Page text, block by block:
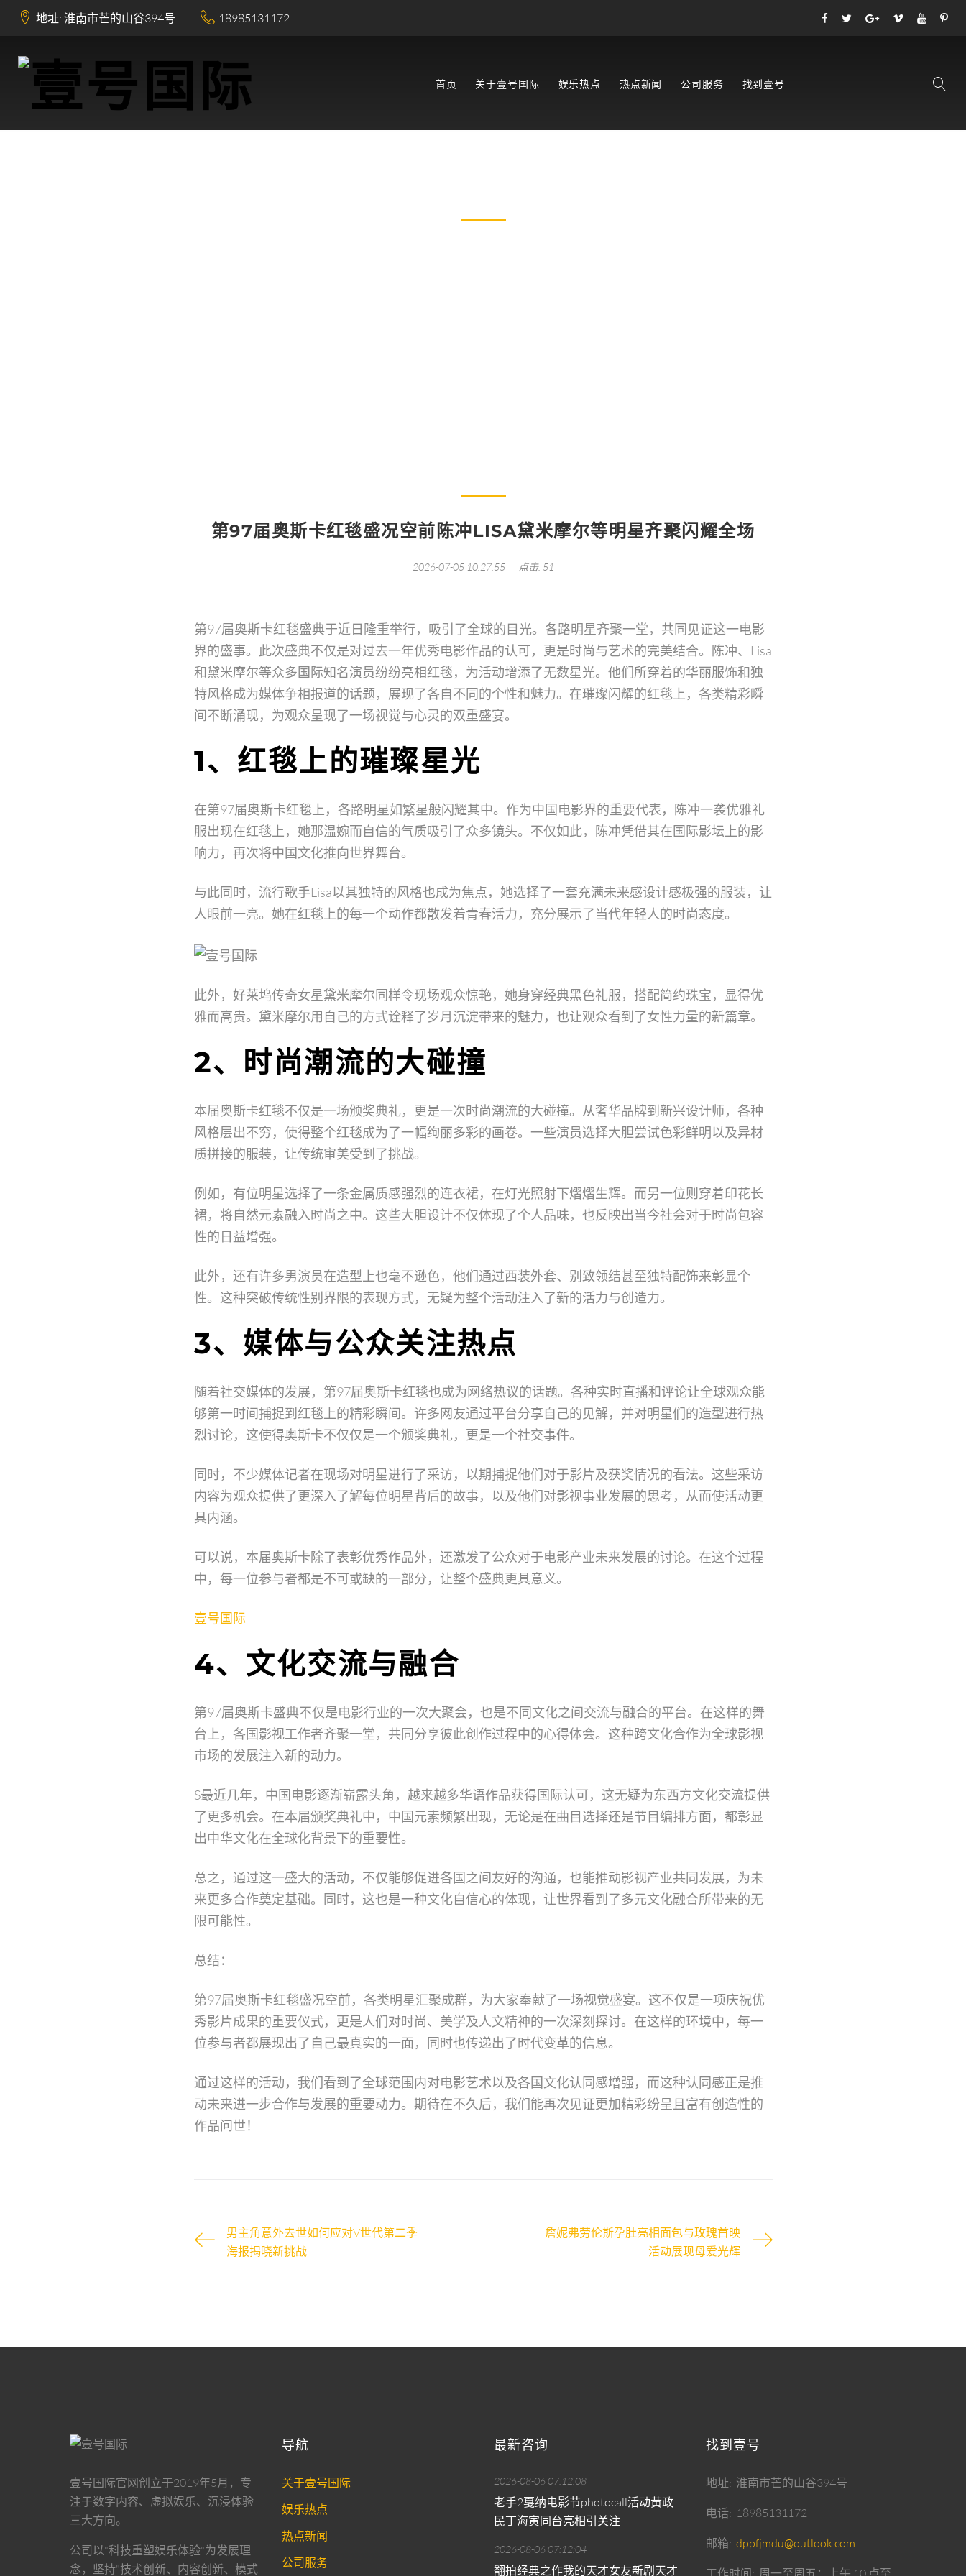
地址: 淮南市芒的山谷394号 18985131172
首页 关于壹号国际 娱乐热点 热点新闻 公司服务 找到壹号
第97届奥斯卡红毯盛况空前陈冲LISA黛米摩尔等明星齐聚闪耀全场
2026-07-05 10:27:55 点击: 51
第97届奥斯卡红毯盛典于近日隆重举行，吸引了全球的目光。各路明星齐聚一堂，共同见证这一电影
界的盛事。此次盛典不仅是对过去一年优秀电影作品的认可，更是时尚与艺术的完美结合。陈冲、Lisa
和黛米摩尔等众多国际知名演员纷纷亮相红毯，为活动增添了无数星光。他们所穿着的华丽服饰和独
特风格成为媒体争相报道的话题，展现了各自不同的个性和魅力。在璀璨闪耀的红毯上，各类精彩瞬
间不断涌现，为观众呈现了一场视觉与心灵的双重盛宴。
1、红毯上的璀璨星光
在第97届奥斯卡红毯上，各路明星如繁星般闪耀其中。作为中国电影界的重要代表，陈冲一袭优雅礼
服出现在红毯上，她那温婉而自信的气质吸引了众多镜头。不仅如此，陈冲凭借其在国际影坛上的影
响力，再次将中国文化推向世界舞台。
与此同时，流行歌手Lisa以其独特的风格也成为焦点，她选择了一套充满未来感设计感极强的服装，让
人眼前一亮。她在红毯上的每一个动作都散发着青春活力，充分展示了当代年轻人的时尚态度。
此外，好莱坞传奇女星黛米摩尔同样令现场观众惊艳，她身穿经典黑色礼服，搭配简约珠宝，显得优
雅而高贵。黛米摩尔用自己的方式诠释了岁月沉淀带来的魅力，也让观众看到了女性力量的新篇章。
2、时尚潮流的大碰撞
本届奥斯卡红毯不仅是一场颁奖典礼，更是一次时尚潮流的大碰撞。从奢华品牌到新兴设计师，各种
风格层出不穷，使得整个红毯成为了一幅绚丽多彩的画卷。一些演员选择大胆尝试色彩鲜明以及异材
质拼接的服装，让传统审美受到了挑战。
例如，有位明星选择了一条金属质感强烈的连衣裙，在灯光照射下熠熠生辉。而另一位则穿着印花长
裙，将自然元素融入时尚之中。这些大胆设计不仅体现了个人品味，也反映出当今社会对于时尚包容
性的日益增强。
此外，还有许多男演员在造型上也毫不逊色，他们通过西装外套、别致领结甚至独特配饰来彰显个
性。这种突破传统性别界限的表现方式，无疑为整个活动注入了新的活力与创造力。
3、媒体与公众关注热点
随着社交媒体的发展，第97届奥斯卡红毯也成为网络热议的话题。各种实时直播和评论让全球观众能
够第一时间捕捉到红毯上的精彩瞬间。许多网友通过平台分享自己的见解，并对明星们的造型进行热
烈讨论，这使得奥斯卡不仅仅是一个颁奖典礼，更是一个社交事件。
同时，不少媒体记者在现场对明星进行了采访，以期捕捉他们对于影片及获奖情况的看法。这些采访
内容为观众提供了更深入了解每位明星背后的故事，以及他们对影视事业发展的思考，从而使活动更
具内涵。
可以说，本届奥斯卡除了表彰优秀作品外，还激发了公众对于电影产业未来发展的讨论。在这个过程
中，每一位参与者都是不可或缺的一部分，让整个盛典更具意义。
壹号国际
4、文化交流与融合
第97届奥斯卡盛典不仅是电影行业的一次大聚会，也是不同文化之间交流与融合的平台。在这样的舞
台上，各国影视工作者齐聚一堂，共同分享彼此创作过程中的心得体会。这种跨文化合作为全球影视
市场的发展注入新的动力。
S最近几年，中国电影逐渐崭露头角，越来越多华语作品获得国际认可，这无疑为东西方文化交流提供
了更多机会。在本届颁奖典礼中，中国元素频繁出现，无论是在曲目选择还是节目编排方面，都彰显
出中华文化在全球化背景下的重要性。
总之，通过这一盛大的活动，不仅能够促进各国之间友好的沟通，也能推动影视产业共同发展，为未
来更多合作奠定基础。同时，这也是一种文化自信心的体现，让世界看到了多元文化融合所带来的无
限可能性。
总结：
第97届奥斯卡红毯盛况空前，各类明星汇聚成群，为大家奉献了一场视觉盛宴。这不仅是一项庆祝优
秀影片成果的重要仪式，更是人们对时尚、美学及人文精神的一次深刻探讨。在这样的环境中，每一
位参与者都展现出了自己最真实的一面，同时也传递出了时代变革的信息。
通过这样的活动，我们看到了全球范围内对电影艺术以及各国文化认同感增强，而这种认同感正是推
动未来进一步合作与发展的重要动力。期待在不久后，我们能再次见证更加精彩纷呈且富有创造性的
作品问世！
男主角意外去世如何应对V世代第二季
海报揭晓新挑战
詹妮弗劳伦斯孕肚亮相面包与玫瑰首映
活动展现母爱光辉
壹号国际官网创立于2019年5月，专
注于数字内容、虚拟娱乐、沉浸体验
三大方向。
公司以"科技重塑娱乐体验"为发展理
念，坚持"技术创新、内容创新、模式
导航
关于壹号国际
娱乐热点
热点新闻
公司服务
最新咨询
2026-08-06 07:12:08
老手2戛纳电影节photocall活动黄政
民丁海寅同台亮相引关注
2026-08-06 07:12:04
翻拍经典之作我的天才女友新剧天才
找到壹号
地址 淮南市芒的山谷394号
电话 18985131172
邮箱 dppfjmdu@outlook.com
工作时间 周一至周五：上午 10 点至